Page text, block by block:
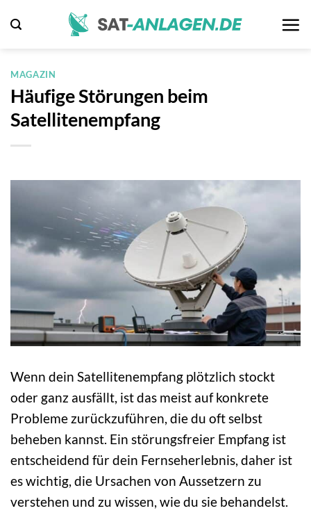
Inhalt
MAGAZIN
Häufige Störungen beim
Satellitenempfang
Wenn dein Satellitenempfang plötzlich stockt
oder ganz ausfällt, ist das meist auf konkrete
Probleme zurückzuführen, die du oft selbst
beheben kannst. Ein störungsfreier Empfang ist
entscheidend für dein Fernseherlebnis, daher ist
es wichtig, die Ursachen von Aussetzern zu
verstehen und zu wissen, wie du sie behandelst.